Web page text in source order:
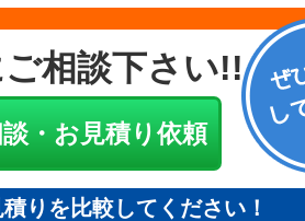
相談下さい!!
・お見積り依頼
りを比較してください！